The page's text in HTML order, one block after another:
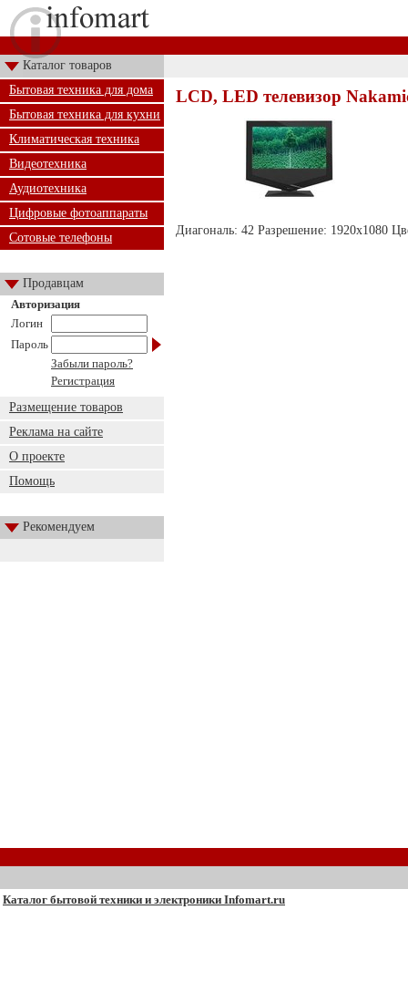
Каталог товаров
Бытовая техника для дома
Бытовая техника для кухни
Климатическая техника
Видеотехника
Аудиотехника
Цифровые фотоаппараты
Сотовые телефоны
Продавцам
Авторизация
Логин
Пароль
Забыли пароль?
Регистрация
Размещение товаров
Реклама на сайте
О проекте
Помощь
Рекомендуем
LCD, LED телевизор
Диагональ: 42 Разрешение: 1920х1080
Каталог бытовой техники и электроники Infomart.ru